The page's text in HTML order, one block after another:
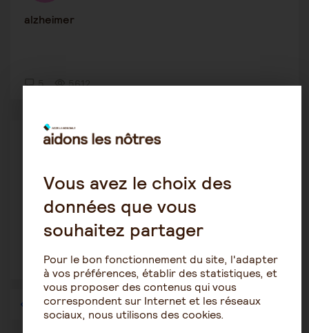
alzheimer
5 5612
Relations familiales difficiles ! Besoin de soutien
2021
1 … 30 31 32 33 34 35 36
Vous avez le choix des
données que vous
souhaitez partager
Pour le bon fonctionnement du site, l'adapter
à vos préférences, établir des statistiques, et
vous proposer des contenus qui vous
correspondent sur Internet et les réseaux
sociaux, nous utilisons des cookies.